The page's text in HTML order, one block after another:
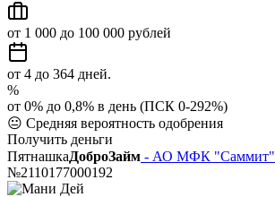
от 1 000 до 100 000 рублей
от 4 до 364 дней.
%
от 0% до 0,8% в день (ПСК 0-292%)
😐 Средняя вероятность одобрения
Получить деньги
ПятнашкаДоброЗайм - АО МФК "Саммит"
№2110177000192